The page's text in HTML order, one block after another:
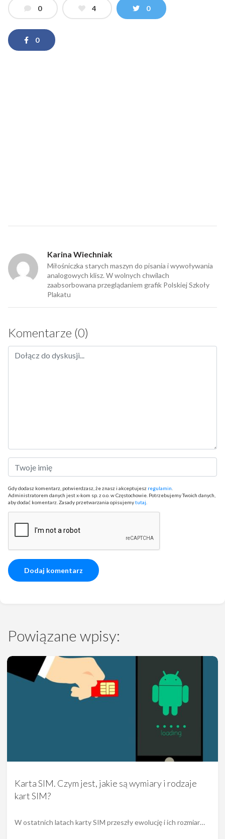
0 4 0
0
Karina Wiechniak
Miłośniczka starych maszyn do pisania i wywoływania
analogowych klisz. W wolnych chwilach
zaabsorbowana przeglądaniem grafik Polskiej Szkoły
Plakatu
Komentarze (0)
Gdy dodasz komentarz, potwierdzasz, że znasz i akceptujesz regulamin
Administratorem danych jest x-kom sp. z o.o. w Częstochowie. Potrzebujemy Twoich danych,
aby dodać komentarz. Zasady przetwarzania opisujemytutaj
Powiązane wpisy:
Karta SIM. Czym jest, jakie są wymiary i rodzaje
kart SIM?
W ostatnich latach karty SIM przeszły ewolucję i ich rozmiar…